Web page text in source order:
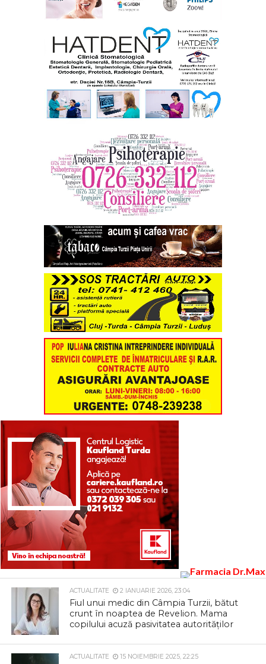
ACTUALITATE 2 IANUARIE 2026, 23:04
Fiul unui medic din Câmpia Turzii, bătut
crunt în noaptea de Revelion. Mama
copilului acuză pasivitatea autorităților
ACTUALITATE 15 NOIEMBRIE 2025, 22:25